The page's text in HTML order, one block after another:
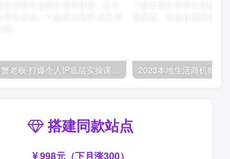
蟹老板·打爆个人IP底层实操课，教你成熟专业的打造IP技能，全方位带你做成一个能商业化IP
搭建同款站点
998元（下月涨300）